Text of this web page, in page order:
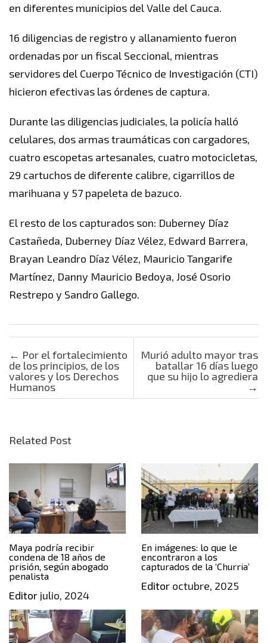
en diferentes municipios del Valle del Cauca.
16 diligencias de registro y allanamiento fueron
ordenadas por un fiscal Seccional, mientras
servidores del Cuerpo Técnico de Investigación (CTI)
hicieron efectivas las órdenes de captura.
Durante las diligencias judiciales, la policía halló
celulares, dos armas traumáticas con cargadores,
cuatro escopetas artesanales, cuatro motocicletas,
29 cartuchos de diferente calibre, cigarrillos de
marihuana y 57 papeleta de bazuco.
El resto de los capturados son: Duberney Díaz
Castañeda, Duberney Díaz Vélez, Edward Barrera,
Brayan Leandro Díaz Vélez, Mauricio Tangarife
Martínez, Danny Mauricio Bedoya, José Osorio
Restrepo y Sandro Gallego.
Post navigation
← Por el fortalecimiento
de los principios, de los
valores y los Derechos
Humanos
Murió adulto mayor tras
batallar 16 días luego
que su hijo lo agrediera
→
Related Post
Maya podría recibir
condena de 18 años de
prisión, según abogado
penalista
Editor julio, 2024
En imágenes: lo que le
encontraron a los
capturados de la ‘Churria’
Editoroctubre, 2025